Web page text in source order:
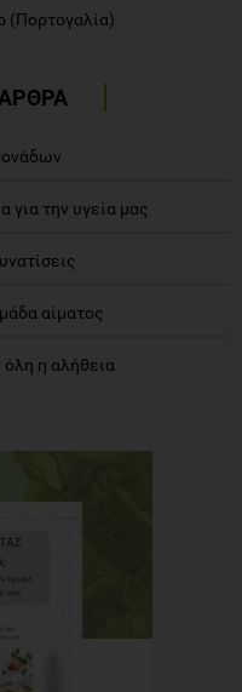
(Πορτογαλία)
για την υγεία μας
αίματος
η αλήθεια